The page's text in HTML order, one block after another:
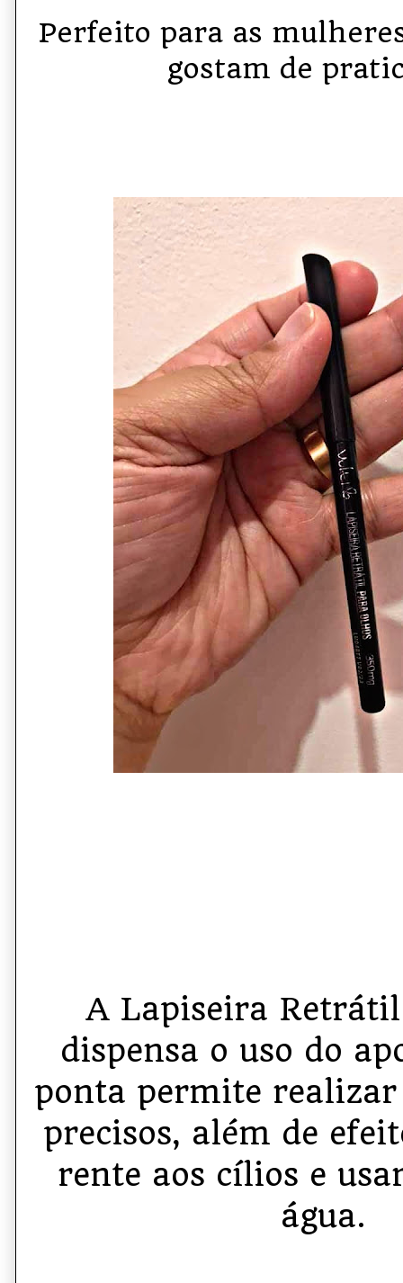
Perfeito para as
gostam de
A Lapiseira
dispensa o uso do
ponta permite
precisos, além de
rente aos cílios e
água.